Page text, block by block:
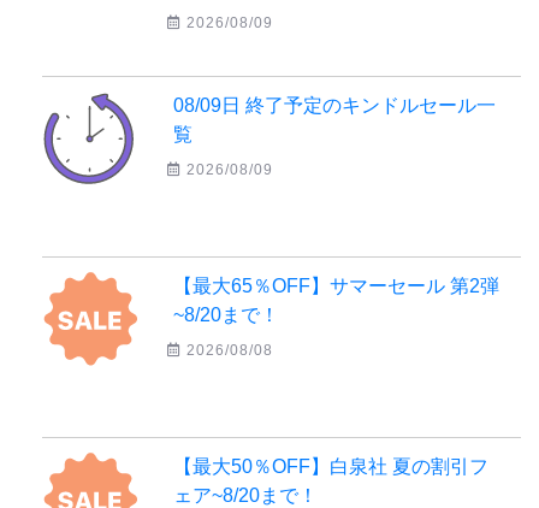
2026/08/09
08/09日 終了予定のキンドルセール一
覧
2026/08/09
【最大65％OFF】サマーセール 第2弾
~8/20まで！
2026/08/08
【最大50％OFF】白泉社 夏の割引フ
ェア~8/20まで！